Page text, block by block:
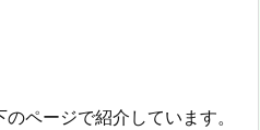
ページで紹介しています。